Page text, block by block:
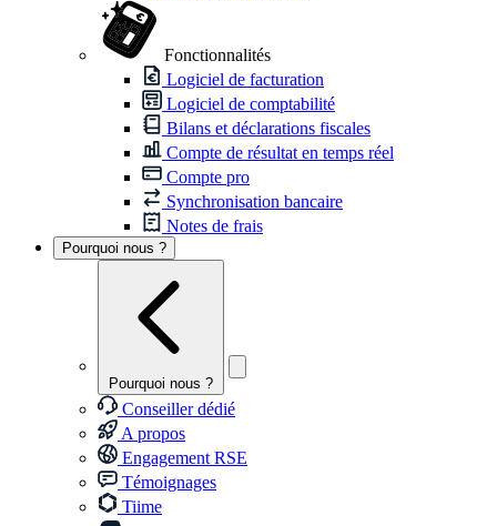
Fonctionnalités
Logiciel de facturation
Logiciel de comptabilité
Bilans et déclarations fiscales
Compte de résultat en temps réel
Compte pro
Synchronisation bancaire
Notes de frais
Pourquoi nous ?
Pourquoi nous ?
Conseiller dédié
A propos
Engagement RSE
Témoignages
Tiime